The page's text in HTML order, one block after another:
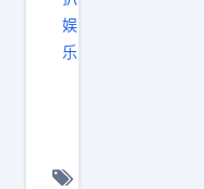
约
卡
或
季
后
想
娱
乐
媒